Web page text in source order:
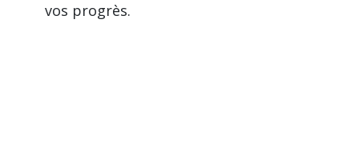
vos progrès.